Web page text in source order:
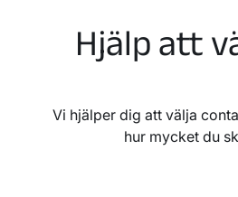
Hjälp att
Vi hjälper dig att välja
hur mycket du